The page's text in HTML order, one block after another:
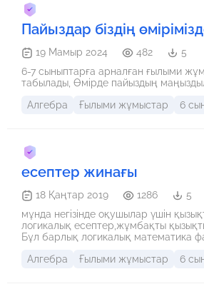
Пайыздар біздің
19 Мамыр 2024 482
5
6-7 сыныптарға арналған ғылыми
табылады, Өмірде пайыздың
Алгебра
Ғылыми жұмыстар 6
есептер жинағы
18 Қаңтар 2019 1286
5
мұнда негізінде оқушылар үшін
логикалық есептер,жұмбақты
Бұл барлық логикалық математика
Алгебра
Ғылыми жұмыстар 6